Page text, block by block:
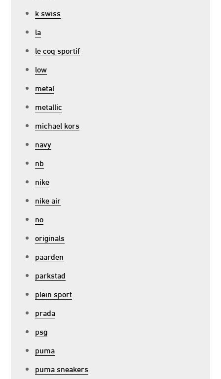
k swiss
la
le coq sportif
low
metal
metallic
michael kors
navy
nb
nike
nike air
no
originals
paarden
parkstad
plein sport
prada
psg
puma
puma sneakers